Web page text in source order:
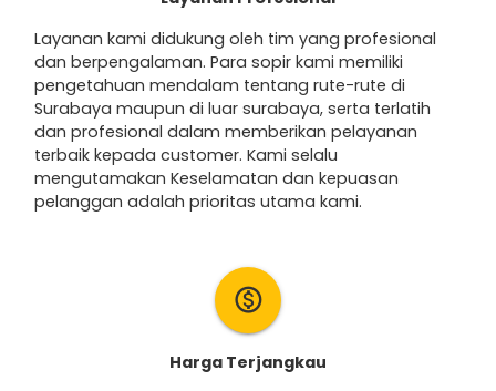
Layanan kami didukung oleh tim yang profesional
dan berpengalaman. Para sopir kami memiliki
pengetahuan mendalam tentang rute-rute di
Surabaya maupun di luar surabaya, serta terlatih
dan profesional dalam memberikan pelayanan
terbaik kepada customer. Kami selalu
mengutamakan Keselamatan dan kepuasan
pelanggan adalah prioritas utama kami.
monetization_on
Harga Terjangkau